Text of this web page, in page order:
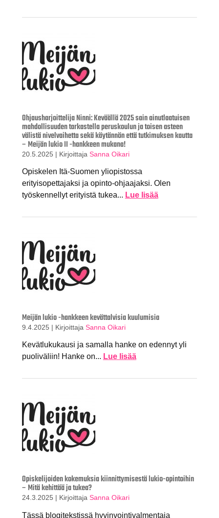
Ohjausharjoittelija Ninni: Keväällä 2025 sain ainutlaatuisen
mahdollisuuden tarkastella peruskoulun ja toisen asteen
välistä nivelvaihetta sekä käytännön että tutkimuksen kautta
– Meijän lukio II -hankkeen mukana!
20.5.2025 | Kirjoittaja Sanna Oikari
Opiskelen Itä-Suomen yliopistossa
erityisopettajaksi ja opinto-ohjaajaksi. Olen
työskennellyt erityistä tukea... Lue lisää
Meijän lukio -hankkeen kevättalvisia kuulumisia
9.4.2025 | Kirjoittaja Sanna Oikari
Kevätlukukausi ja samalla hanke on edennyt yli
puoliväliin! Hanke on... Lue lisää
Opiskelijoiden kokemuksia kiinnittymisestä lukio-opintoihin
– Mitä kehittää ja tukea?
24.3.2025 | Kirjoittaja Sanna Oikari
Tässä blogitekstissä hyvinvointivalmentaja